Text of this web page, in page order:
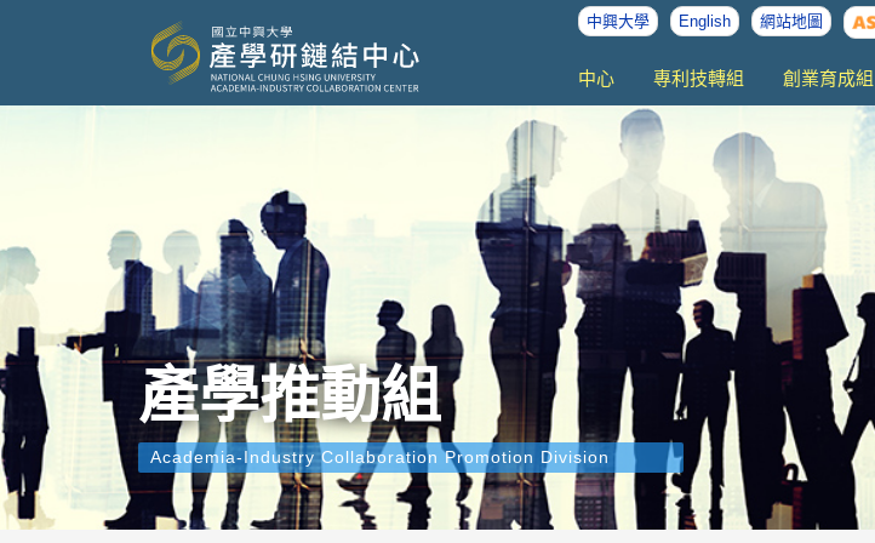
中興大學 English 網站地圖
中心 專利技轉組 創業育成組
產學推動組
Academia-Industry Collaboration Promotion Division